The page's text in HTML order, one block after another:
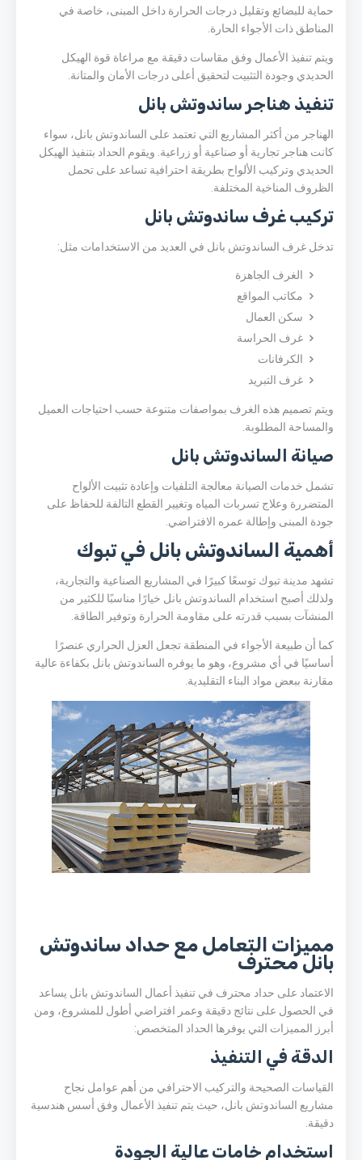
حماية للبضائع وتقليل درجات الحرارة داخل المبنى، خاصة في
المناطق ذات الأجواء الحارة.
ويتم تنفيذ الأعمال وفق مقاسات دقيقة مع مراعاة قوة الهيكل
الحديدي وجودة التثبيت لتحقيق أعلى درجات الأمان والمتانة.
تنفيذ هناجر ساندوتش بانل
الهناجر من أكثر المشاريع التي تعتمد على الساندوتش بانل، سواء
كانت هناجر تجارية أو صناعية أو زراعية. ويقوم الحداد بتنفيذ الهيكل
الحديدي وتركيب الألواح بطريقة احترافية تساعد على تحمل
الظروف المناخية المختلفة.
تركيب غرف ساندوتش بانل
تدخل غرف الساندوتش بانل في العديد من الاستخدامات مثل:
الغرف الجاهزة
مكاتب المواقع
سكن العمال
غرف الحراسة
الكرفانات
غرف التبريد
ويتم تصميم هذه الغرف بمواصفات متنوعة حسب احتياجات العميل
والمساحة المطلوبة.
صيانة الساندوتش بانل
تشمل خدمات الصيانة معالجة التلفيات وإعادة تثبيت الألواح
المتضررة وعلاج تسربات المياه وتغيير القطع التالفة للحفاظ على
جودة المبنى وإطالة عمره الافتراضي.
أهمية الساندوتش بانل في تبوك
تشهد مدينة تبوك توسعًا كبيرًا في المشاريع الصناعية والتجارية،
ولذلك أصبح استخدام الساندوتش بانل خيارًا مناسبًا للكثير من
المنشآت بسبب قدرته على مقاومة الحرارة وتوفير الطاقة.
كما أن طبيعة الأجواء في المنطقة تجعل العزل الحراري عنصرًا
أساسيًا في أي مشروع، وهو ما يوفره الساندوتش بانل بكفاءة عالية
مقارنة ببعض مواد البناء التقليدية.
مميزات التعامل مع حداد ساندوتش
بانل محترف
الاعتماد على حداد محترف في تنفيذ أعمال الساندوتش بانل يساعد
في الحصول على نتائج دقيقة وعمر افتراضي أطول للمشروع، ومن
أبرز المميزات التي يوفرها الحداد المتخصص:
الدقة في التنفيذ
القياسات الصحيحة والتركيب الاحترافي من أهم عوامل نجاح
مشاريع الساندوتش بانل، حيث يتم تنفيذ الأعمال وفق أسس هندسية
دقيقة.
استخدام خامات عالية الجودة